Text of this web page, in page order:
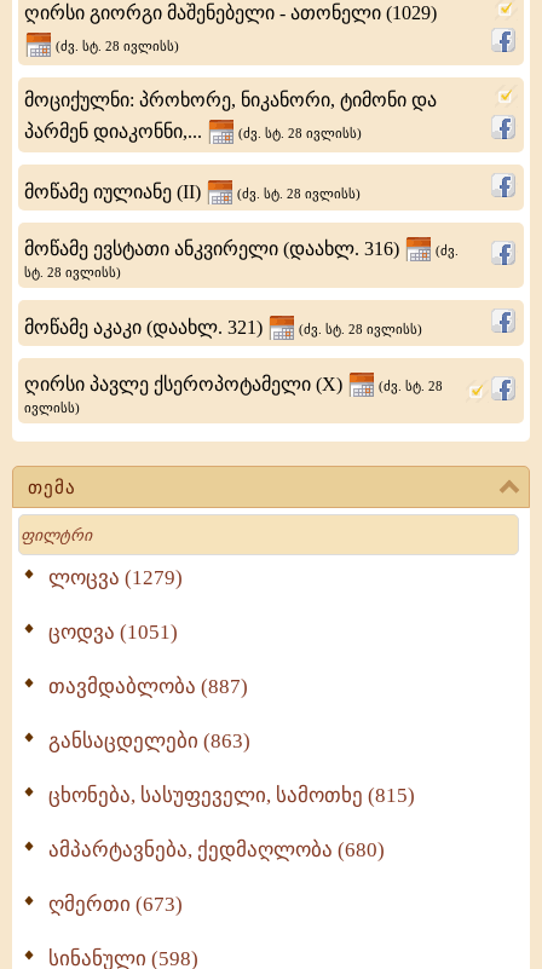
თემა
Search
ლოცვა (1279)
ცოდვა (1051)
თავმდაბლობა (887)
განსაცდელები (863)
ცხონება, სასუფეველი, სამოთხე (815)
ამპარტავნება, ქედმაღლობა (680)
ღმერთი (673)
სინანული (598)
იღუმენი
ღირსი გიორგი მაშენებელი - ათონელი (1029)
(ძვ. სტ. 28 ივლისს)
მოციქულნი: პროხორე, ნიკანორი, ტიმონი და
პარმენ დიაკონნი,...
(ძვ. სტ. 28 ივლისს)
მოწამე იულიანე (II) (ძვ. სტ. 28 ივლისს)
მოწამე ევსტათი ანკვირელი (დაახლ. 316)
(ძვ.
სტ. 28 ივლისს)
მოწამე აკაკი (დაახლ. 321) (ძვ. სტ. 28 ივლისს)
ღირსი პავლე ქსეროპოტამელი (X)
(ძვ. სტ. 28
ივლისს)